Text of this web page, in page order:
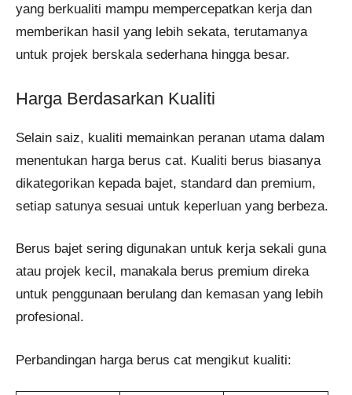
yang berkualiti mampu mempercepatkan kerja dan
memberikan hasil yang lebih sekata, terutamanya
untuk projek berskala sederhana hingga besar.
Harga Berdasarkan Kualiti
Selain saiz, kualiti memainkan peranan utama dalam
menentukan harga berus cat. Kualiti berus biasanya
dikategorikan kepada bajet, standard dan premium,
setiap satunya sesuai untuk keperluan yang berbeza.
Berus bajet sering digunakan untuk kerja sekali guna
atau projek kecil, manakala berus premium direka
untuk penggunaan berulang dan kemasan yang lebih
profesional.
Perbandingan harga berus cat mengikut kualiti: